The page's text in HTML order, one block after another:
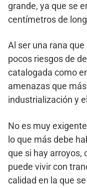
grande, ya que se
centímetros de
Al ser una rana
pocos riesgos de
catalogada como
amenazas que
industrialización y
No es muy
lo que más debe
que si hay arroyos,
puede vivir con
calidad en la que